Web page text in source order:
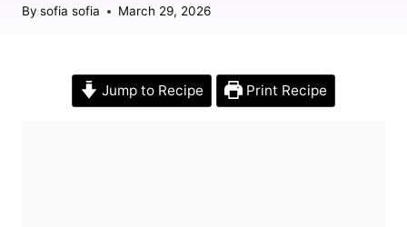
By sofia sofia March 29, 2026
Jump to Recipe Print Recipe